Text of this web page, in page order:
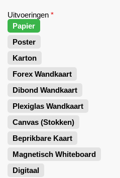
Uitvoeringen *
Papier
Poster
Karton
Forex Wandkaart
Dibond Wandkaart
Plexiglas Wandkaart
Canvas (Stokken)
Beprikbare Kaart
Magnetisch Whiteboard
Digitaal